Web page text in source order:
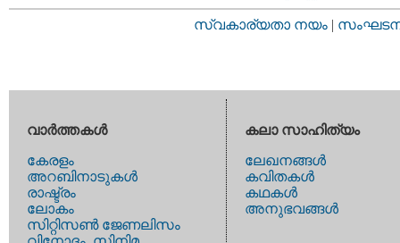
സ്വകാര്യതാ നയം |
വാര്‍ത്തകള്‍
കേരളം
അറബിനാടുകള്‍
രാഷ്ട്രം
ലോകം
സിറ്റിസണ്‍ ജേണലിസം
കലാ സാഹിത്യം
ലേഖനങ്ങള്‍
കവിതകള്‍
കഥകള്‍
അനുഭവങ്ങള്‍